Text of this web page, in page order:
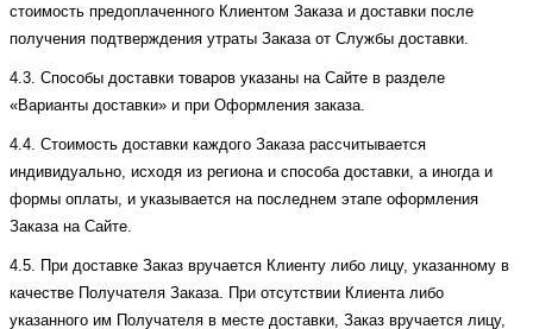
стоимость предоплаченного Клиентом Заказа и доставки после
получения подтверждения утраты Заказа от Службы доставки.
4.3. Способы доставки товаров указаны на Сайте в разделе
«Варианты доставки» и при Оформления заказа.
4.4. Стоимость доставки каждого Заказа рассчитывается
индивидуально, исходя из региона и способа доставки, а иногда и
формы оплаты, и указывается на последнем этапе оформления
Заказа на Сайте.
4.5. При доставке Заказ вручается Клиенту либо лицу, указанному в
качестве Получателя Заказа. При отсутствии Клиента либо
указанного им Получателя в месте доставки, Заказ вручается лицу,